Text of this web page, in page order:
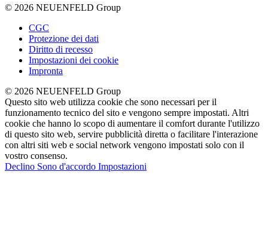
© 2026 NEUENFELD Group
CGC
Protezione dei dati
Diritto di recesso
Impostazioni dei cookie
Impronta
© 2026 NEUENFELD Group
Questo sito web utilizza cookie che sono necessari per il
funzionamento tecnico del sito e vengono sempre impostati. Altri
cookie che hanno lo scopo di aumentare il comfort durante l'utilizzo
di questo sito web, servire pubblicità diretta o facilitare l'interazione
con altri siti web e social network vengono impostati solo con il
vostro consenso.
Declino Sono d'accordo Impostazioni